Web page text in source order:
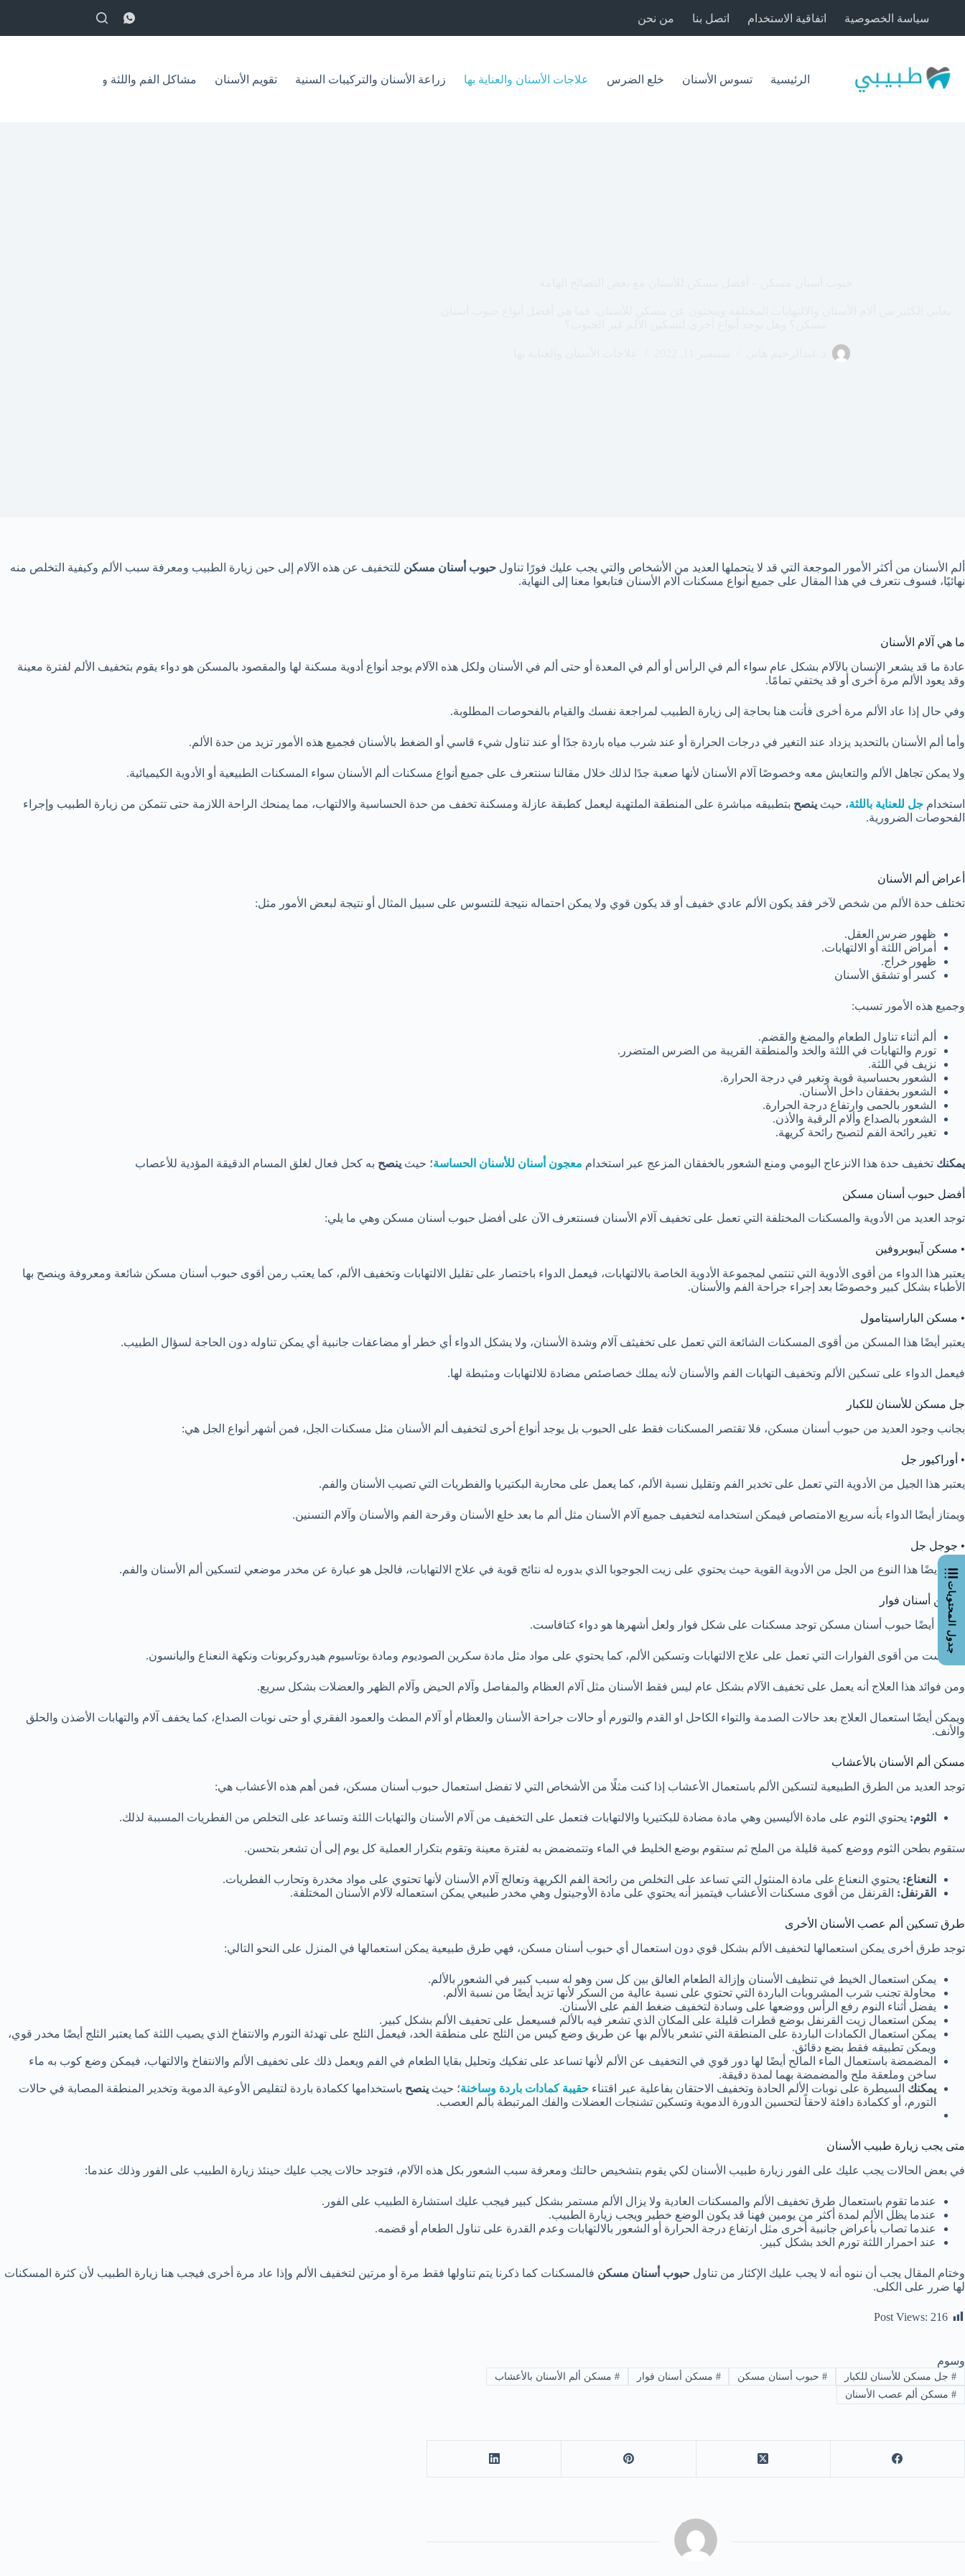
المحتوى
سياسة الخصوصية اتفاقية الاستخدام اتصل بنا من نحن
الرئيسية تسوس الأسنان خلع الضرس علاجات الأسنان والعناية بها زراعة الأسنان والتركيبات السنية تقويم الأسنان مشاكل الفم واللثة وعلاجها
ألم الأسنان من أكثر الأمور الموجعة التي قد لا يتحملها العديد من الأشخاص والتي يجب عليك فورًا تناول حبوب أسنان مسكن للتخفيف عن هذه الآلام إلى حين زيارة الطبيب ومعرفة سبب الألم وكيفية التخلص منه
نهائيًا، فسوف نتعرف في هذا المقال على جميع أنواع مسكنات آلام الأسنان فتابعوا معنا إلى النهاية.
ما هي آلام الأسنان
عادة ما قد يشعر الإنسان بالآلام بشكل عام سواء ألم في الرأس أو ألم في المعدة أو حتى ألم في الأسنان ولكل هذه الآلام يوجد أنواع أدوية مسكنة لها والمقصود بالمسكن هو دواء يقوم بتخفيف الألم لفترة معينة
وقد يعود الألم مرة أخرى أو قد يختفي تمامًا.
وفي حال إذا عاد الألم مرة أخرى فأنت هنا بحاجة إلى زيارة الطبيب لمراجعة نفسك والقيام بالفحوصات المطلوبة.
وأما ألم الأسنان بالتحديد يزداد عند التغير في درجات الحرارة أو عند شرب مياه باردة جدًا أو عند تناول شيء قاسي أو الضغط بالأسنان فجميع هذه الأمور تزيد من حدة الألم.
ولا يمكن تجاهل الألم والتعايش معه وخصوصًا آلام الأسنان لأنها صعبة جدًا لذلك خلال مقالنا سنتعرف على جميع أنواع مسكنات ألم الأسنان سواء المسكنات الطبيعية أو الأدوية الكيميائية.
استخدام جل للعناية باللثة، حيث ينصح بتطبيقه مباشرة على المنطقة الملتهبة ليعمل كطبقة عازلة ومسكنة تخفف من حدة الحساسية والالتهاب، مما يمنحك الراحة اللازمة حتى تتمكن من زيارة الطبيب وإجراء
الفحوصات الضرورية.
أعراض ألم الأسنان
تختلف حدة الألم من شخص لآخر فقد يكون الألم عادي خفيف أو قد يكون قوي ولا يمكن احتماله نتيجة للتسوس على سبيل المثال أو نتيجة لبعض الأمور مثل:
ظهور ضرس العقل.
أمراض اللثة أو الالتهابات.
ظهور خراج.
كسر أو تشقق الأسنان
وجميع هذه الأمور تسبب:
ألم أثناء تناول الطعام والمضغ والقضم.
تورم والتهابات في اللثة والخد والمنطقة القريبة من الضرس المتضرر.
نزيف في اللثة.
الشعور بحساسية قوية وتغير في درجة الحرارة.
الشعور بخفقان داخل الأسنان.
الشعور بالحمى وارتفاع درجة الحرارة.
الشعور بالصداع وألام الرقبة والأذن.
تغير رائحة الفم لتصبح رائحة كريهة.
يمكنك تخفيف حدة هذا الانزعاج اليومي ومنع الشعور بالخفقان المزعج عبر استخدام معجون أسنان للأسنان الحساسة؛ حيث ينصح به كحل فعال لغلق المسام الدقيقة المؤدية للأعصاب
أفضل حبوب أسنان مسكن
توجد العديد من الأدوية والمسكنات المختلفة التي تعمل على تخفيف آلام الأسنان فسنتعرف الآن على أفضل حبوب أسنان مسكن وهي ما يلي:
• مسكن آيبوبروفين
يعتبر هذا الدواء من أقوى الأدوية التي تنتمي لمجموعة الأدوية الخاصة بالالتهابات، فيعمل الدواء باختصار على تقليل الالتهابات وتخفيف الألم، كما يعتب رمن أقوى حبوب أسنان مسكن شائعة ومعروفة وينصح بها
الأطباء بشكل كبير وخصوصًا بعد إجراء جراحة الفم والأسنان.
• مسكن الباراسيتامول
يعتبر أيضًا هذا المسكن من أقوى المسكنات الشائعة التي تعمل على تخفيثف آلام وشدة الأسنان، ولا يشكل الدواء أي خطر أو مضاعفات جانبية أي يمكن تناوله دون الحاجة لسؤال الطبيب.
فيعمل الدواء على تسكين الألم وتخفيف التهابات الفم والأسنان لأنه يملك خصاصئص مضادة للالتهابات ومثبطة لها.
جل مسكن للأسنان للكبار
بجانب وجود العديد من حبوب أسنان مسكن، فلا تقتصر المسكنات فقط على الحبوب بل يوجد أنواع أخرى لتخفيف ألم الأسنان مثل مسكنات الجل، فمن أشهر أنواع الجل هي:
• أوراكيور جل
يعتبر هذا الجيل من الأدوية التي تعمل على تخدير الفم وتقليل نسبة الألم، كما يعمل على محاربة البكتيريا والفطريات التي تصيب الأسنان والفم.
ويمتاز أيضًا الدواء بأنه سريع الامتصاص فيمكن استخدامه لتخفيف جميع آلام الأسنان مثل ألم ما بعد خلع الأسنان وقرحة الفم والأسنان وآلام التسنين.
• جوجل جل
يعتبر أيضًا هذا النوع من الجل من الأدوية القوية حيث يحتوي على زيت الجوجوبا الذي بدوره له نتائج قوية في علاج الالتهابات، فالجل هو عبارة عن مخدر موضعي لتسكين ألم الأسنان والفم.
مسكن أسنان فوار
بجانب أيضًا حبوب أسنان مسكن توجد مسكنات على شكل فوار ولعل أشهرها هو دواء كتافاست.
كتافاست من أقوى الفوارات التي تعمل على علاج الالتهابات وتسكين الألم، كما يحتوي على مواد مثل مادة سكرين الصوديوم ومادة بوتاسيوم هيدروكربونات ونكهة النعناع واليانسون.
ومن فوائد هذا العلاج أنه يعمل على تخفيف الآلام بشكل عام ليس فقط الأسنان مثل آلام العظام والمفاصل وآلام الحيض وآلام الظهر والعضلات بشكل سريع.
ويمكن أيضًا استعمال العلاج بعد حالات الصدمة والتواء الكاحل او القدم والتورم أو حالات جراحة الأسنان والعظام أو آلام المطث والعمود الفقري أو حتى نوبات الصداع، كما يخفف آلام والتهابات الأضذن والحلق
والأنف.
مسكن ألم الأسنان بالأعشاب
توجد العديد من الطرق الطبيعية لتسكين الألم باستعمال الأعشاب إذا كنت مثلًا من الأشخاص التي لا تفضل استعمال حبوب أسنان مسكن، فمن أهم هذه الأعشاب هي:
الثوم: يحتوي الثوم على مادة الأليسين وهي مادة مضادة للبكتيريا والالتهابات فتعمل على التخفيف من آلام الأسنان والتهابات اللثة وتساعد على التخلص من الفطريات المسببة لذلك.
ستقوم بطحن الثوم ووضع كمية قليلة من الملح ثم ستقوم بوضع الخليط في الماء وتتمضمض به لفترة معينة وتقوم بتكرار العملية كل يوم إلى أن تشعر بتحسن.
النعناع: يحتوي النعناع على مادة المنثول التي تساعد على التخلص من رائحة الفم الكريهة وتعالج آلام الأسنان لأنها تحتوي على مواد مخدرة وتحارب الفطريات.
القرنفل: القرنفل من أقوى مسكنات الأعشاب فيتميز أنه يحتوي على مادة الأوجينول وهي مخدر طبيعي يمكن استعماله لآلام الأسنان المختلفة.
طرق تسكين ألم عصب الأسنان الأخرى
توجد طرق أخرى يمكن استعمالها لتخفيف الألم بشكل قوي دون استعمال أي حبوب أسنان مسكن، فهي طرق طبيعية يمكن استعمالها في المنزل على النحو التالي:
يمكن استعمال الخيط في تنظيف الأسنان وإزالة الطعام العالق بين كل سن وهو له سبب كبير في الشعور بالألم.
محاولة تجنب شرب المشروبات الباردة التي تحتوي على نسبة عالية من السكر لأنها تزيد أيضًا من نسبة الألم.
يفضل أثناء النوم رفع الرأس ووضعها على وسادة لتخفيف ضغط الفم على الأسنان.
يمكن استعمال زيت القرنفل بوضع قطرات قليلة على المكان الذي تشعر فيه بالألم فسيعمل على تحفيف الألم بشكل كبير.
يمكن استعمال الكمادات الباردة على المنطقة التي تشعر بالألم بها عن طريق وضع كيس من الثلج على منطقة الخد، فيعمل الثلج على تهدئة التورم والانتفاخ الذي يصيب اللثة كما يعتبر الثلج أيضًا مخدر قوي،
ويمكن تطبيقه فقط بضع دقائق.
المضمضة باستعمال الماء المالح أيضًا لها دور قوي في التخفيف عن الألم لأنها تساعد على تفكيك وتحليل بقايا الطعام في الفم ويعمل ذلك على تخفيف الألم والانتفاخ والالتهاب، فيمكن وضع كوب به ماء
ساخن وملعقة ملح والمضمضة بهما لمدة دقيقة.
يمكنك السيطرة على نوبات الألم الحادة وتخفيف الاحتقان بفاعلية عبر اقتناء حقيبة كمادات باردة وساخنة؛ حيث ينصح باستخدامها ككمادة باردة لتقليص الأوعية الدموية وتخدير المنطقة المصابة في حالات
التورم، أو ككمادة دافئة لاحقاً لتحسين الدورة الدموية وتسكين تشنجات العضلات والفك المرتبطة بألم العصب.
متى يجب زيارة طبيب الأسنان
في بعض الحالات يجب عليك على الفور زيارة طبيب الأسنان لكي يقوم بتشخيص حالتك ومعرفة سبب الشعور بكل هذه الآلام، فتوجد حالات يجب عليك حينئذ زيارة الطبيب على الفور وذلك عندما:
عندما تقوم باستعمال طرق تخفيف الألم والمسكنات العادية ولا يزال الألم مستمر بشكل كبير فيجب عليك استشارة الطبيب على الفور.
عندما يظل الألم لمدة أكثر من يومين فهنا قد يكون الوضع خطير ويجب زيارة الطبيب.
عندما تصاب بأعراض جانبية أخرى مثل ارتفاع درجة الحرارة أو الشعور بالالتهابات وعدم القدرة على تناول الطعام أو قضمه.
عند احمرار اللثة تورم الخد بشكل كبير.
وختام المقال يجب أن ننوه أنه لا يجب عليك الإكثار من تناول حبوب أسنان مسكن فالمسكنات كما ذكرنا يتم تناولها فقط مرة أو مرتين لتخفيف الألم وإذا عاد مرة أخرى فيجب هنا زيارة الطبيب لأن كثرة المسكنات
لها ضرر على الكلى.
Post Views: 216
وسوم
#جل مسكن للأسنان للكبار #حبوب أسنان مسكن # مسكن أسنان فوار # مسكن ألم الأسنان بالأعشاب
#مسكن ألم عصب الأسنان
جدول المحتويات